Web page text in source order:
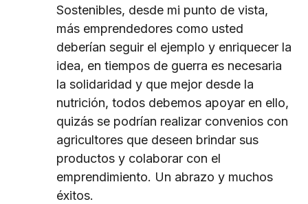
Sostenibles, desde mi punto de vista,
más emprendedores como usted
deberían seguir el ejemplo y enriquecer la
idea, en tiempos de guerra es necesaria
la solidaridad y que mejor desde la
nutrición, todos debemos apoyar en ello,
quizás se podrían realizar convenios con
agricultores que deseen brindar sus
productos y colaborar con el
emprendimiento. Un abrazo y muchos
éxitos.